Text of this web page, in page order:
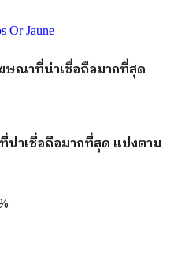
ณาที่น่าเชื่อถือมากที่สุด
าเชื่อถือมากที่สุด แบ่งตาม